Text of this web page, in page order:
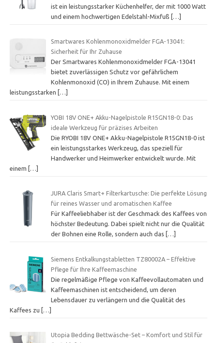
ist ein leistungsstarker Küchenhelfer, der mit 1000 Watt
und einem hochwertigen Edelstahl-Mixfuß
[…]
Smartwares Kohlenmonoxidmelder FGA-13041:
Sicherheit für Ihr Zuhause
Der Smartwares Kohlenmonoxidmelder FGA-13041
bietet zuverlässigen Schutz vor gefährlichem
Kohlenmonoxid (CO) in Ihrem Zuhause. Mit einem
leistungsstarken
[…]
YOBI 18V ONE+ Akku-Nagelpistole R15GN18-0: Das
ideale Werkzeug für präzises Arbeiten
Die RYOBI 18V ONE+ Akku-Nagelpistole R15GN18-0 ist
ein leistungsstarkes Werkzeug, das speziell für
Handwerker und Heimwerker entwickelt wurde. Mit
einem
[…]
JURA Claris Smart+ Filterkartusche: Die perfekte Lösung
für reines Wasser und aromatischen Kaffee
Für Kaffeeliebhaber ist der Geschmack des Kaffees von
höchster Bedeutung. Dabei spielt nicht nur die Qualität
der Bohnen eine Rolle, sondern auch das
[…]
Siemens Entkalkungstabletten TZ80002A – Effektive
Pflege für Ihre Kaffeemaschine
Die regelmäßige Pflege von Kaffeevollautomaten und
Kaffeemaschinen ist entscheidend, um deren
Lebensdauer zu verlängern und die Qualität des
Kaffees zu
[…]
Utopia Bedding Bettwäsche-Set – Komfort und Stil für